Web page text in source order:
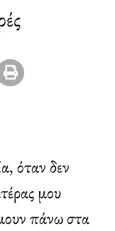
όταν δεν
μου
πάνω στα